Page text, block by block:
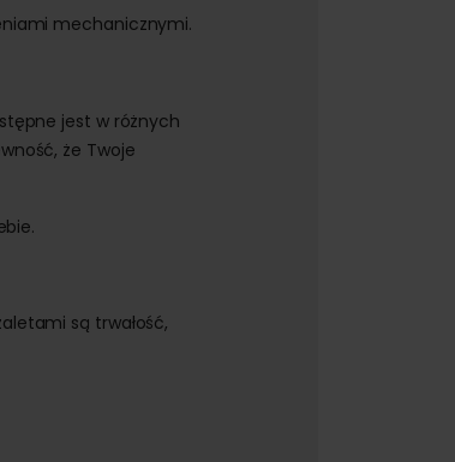
mechanicznymi.
jest w różnych
że Twoje
są trwałość,